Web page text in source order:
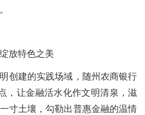
放特色之美
创建的实践场域，随州农商银行
，让金融活水化作文明清泉，滋
寸土壤，勾勒出普惠金融的温情